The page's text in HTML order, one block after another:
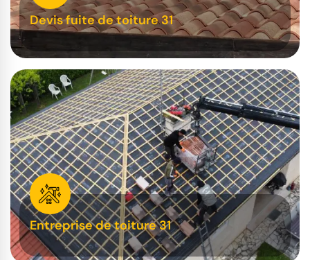
Devis fuite de toiture 31
Entreprise de toiture 31